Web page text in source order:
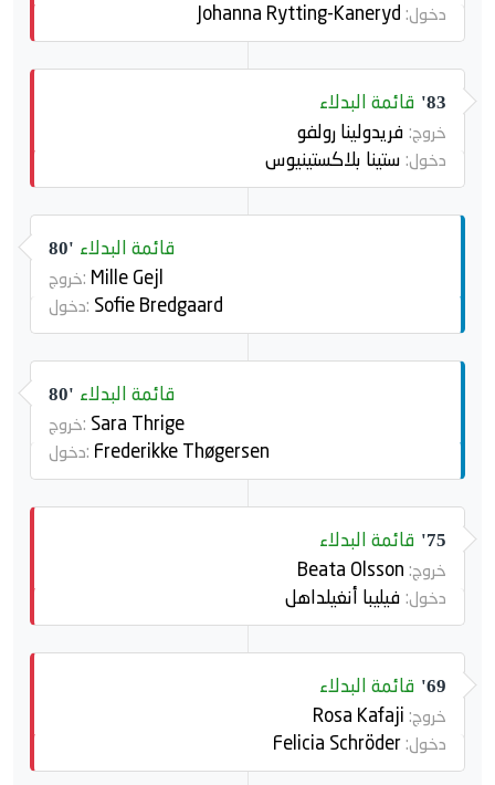
دخول:
83' قائمة البدلاء
خروج: فريدولينا رولفو
دخول: ستينا بلاكستينيوس
80' قائمة البدلاء
خروج: Mille Gejl
دخول: Sofie Bredgaard
80' قائمة البدلاء
خروج: Sara Thrige
دخول: Frederikke Thøgersen
75' قائمة البدلاء
خروج:
دخول: فيليبا أنغيلداهل
69' قائمة البدلاء
خروج:
دخول: